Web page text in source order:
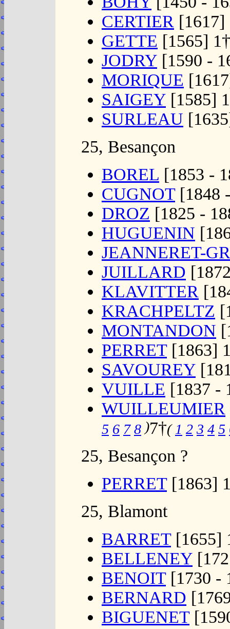
CERTIER [1617]
GETTE [1565] 1†
JODRY [1590 -
MORIQUE
SAIGEY [1585]
SURLEAU
25, Besançon
BOREL [1853 -
CUGNOT[1848
DROZ [1825 -
HUGUENIN
JEANNERET-
JUILLARD
KLAVITTER
KRACHPELTZ
MONTANDON
PERRET[1863]
SAVOUREY
VUILLE [1837 -
WUILLEUMIER
5 6 7 8 )7†(1 2 3 4 5
25, Besançon ?
PERRET[1863]
25, Blamont
BARRET[1655]
BELLENEY
BENOIT[1730 -
BERNARD
BIGUENET